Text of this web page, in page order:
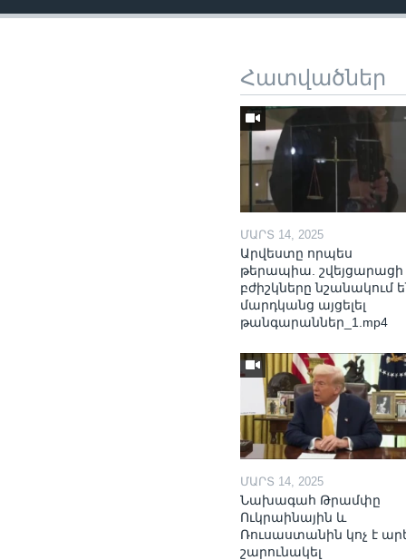
Հատվածներ
ՄԱՐՏ 14, 2025
Արվեստը որպես
թերապիա. շվեյցարացի
բժիշկները նշանակում
մարդկանց այցելել
թանգարաններ_1.mp4
ՄԱՐՏ 14, 2025
Նախագահ Թրամփը
Ուկրաինային և
Ռուսաստանին կոչ է
շարունակել